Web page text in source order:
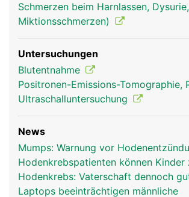
Schmerzen beim Harnlassen,
Miktionsschmerzen)
Untersuchungen
Blutentnahme
Positronen-Emissions-Tomographie,
Ultraschalluntersuchung
News
Mumps: Warnung vor
Hodenkrebspatienten können Kinder
Hodenkrebs: Vaterschaft dennoch
Laptops beeinträchtigen männliche